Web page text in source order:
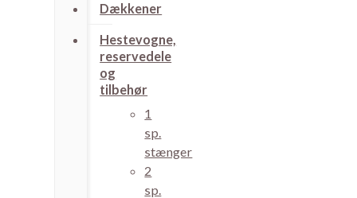
Dækkener
Hestevogne,
reservedele
og
tilbehør
1
sp.
stænger
2
sp.